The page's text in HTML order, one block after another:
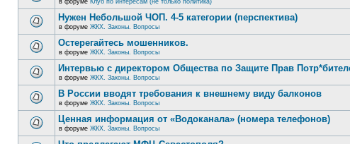
в форуме Клуб по интересам (не только политика)
Нужен Небольшой ЧОП. 4-5 категории (перспектива)
в форуме ЖКХ. Законы. Вопросы
Остерегайтесь мошенников.
в форуме ЖКХ. Законы. Вопросы
Интервью с директором Общества по Защите Прав
в форуме ЖКХ. Законы. Вопросы
В России вводят требования к внешнему виду балконов
в форуме ЖКХ. Законы. Вопросы
Ценная информация от «Водоканала» (номера телефонов)
в форуме ЖКХ. Законы. Вопросы